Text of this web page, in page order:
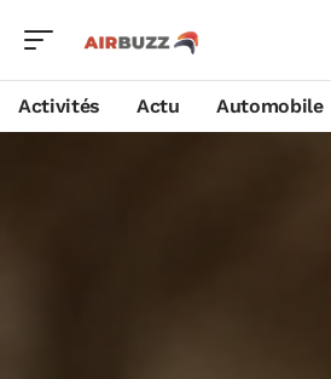
Activités Actu Automobile